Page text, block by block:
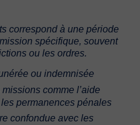
correspond à une période
spécifique, souvent
ou les ordres.
ou indemnisée
comme l’aide
permanences pénales
confondue avec les